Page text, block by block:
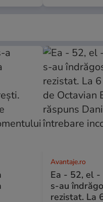
Avantaje.ro
Ea - 52, el -
s-au
rezistat. La